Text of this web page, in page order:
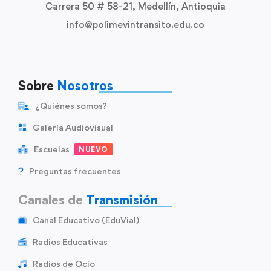
Carrera 50 # 58-21, Medellín, Antioquia
info@polimevintransito.edu.co
Sobre Nosotros
¿Quiénes somos?
Galería Audiovisual
Escuelas NUEVO
Preguntas frecuentes
Canales de Transmisión
Canal Educativo (EduVial)
Radios Educativas
Radios de Ocio